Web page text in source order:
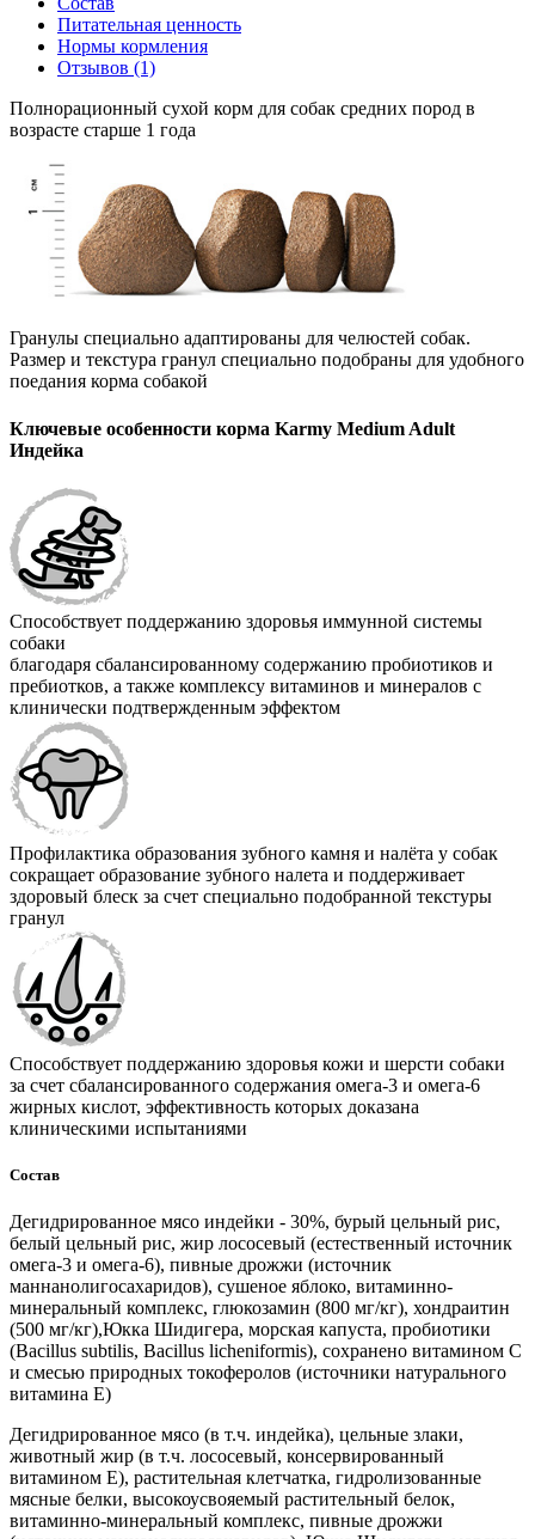
Питательная ценность
Нормы кормления
Отзывов (1)
Полнорационный сухой корм для собак средних пород в
возрасте старше 1 года
Гранулы специально адаптированы для челюстей собак.
Размер и текстура гранул специально подобраны для удобного
поедания корма собакой
Ключевые особенности корма Karmy Medium Adult
Индейка
Способствует поддержанию здоровья иммунной системы
собаки
благодаря сбалансированному содержанию пробиотиков и
пребиотков, а также комплексу витаминов и минералов с
клинически подтвержденным эффектом
Профилактика образования зубного камня и налёта у собак
сокращает образование зубного налета и поддерживает
здоровый блеск за счет специально подобранной текстуры
гранул
Способствует поддержанию здоровья кожи и шерсти собаки
за счет сбалансированного содержания омега-3 и омега-6
жирных кислот, эффективность которых доказана
клиническими испытаниями
Состав
Дегидрированное мясо индейки - 30%, бурый цельный рис,
белый цельный рис, жир лососевый (естественный источник
омега-3 и омега-6), пивные дрожжи (источник
маннанолигосахаридов), сушеное яблоко, витаминно-
минеральный комплекс, глюкозамин (800 мг/кг), хондраитин
(500 мг/кг),Юкка Шидигера, морская капуста, пробиотики
(Bacillus subtilis, Bacillus licheniformis), сохранено витамином С
и смесью природных токоферолов (источники натурального
витамина Е)
Дегидрированное мясо (в т.ч. индейка), цельные злаки,
животный жир (в т.ч. лососевый, консервированный
витамином E), растительная клетчатка, гидролизованные
мясные белки, высокоусвояемый растительный белок,
витаминно-минеральный комплекс, пивные дрожжи